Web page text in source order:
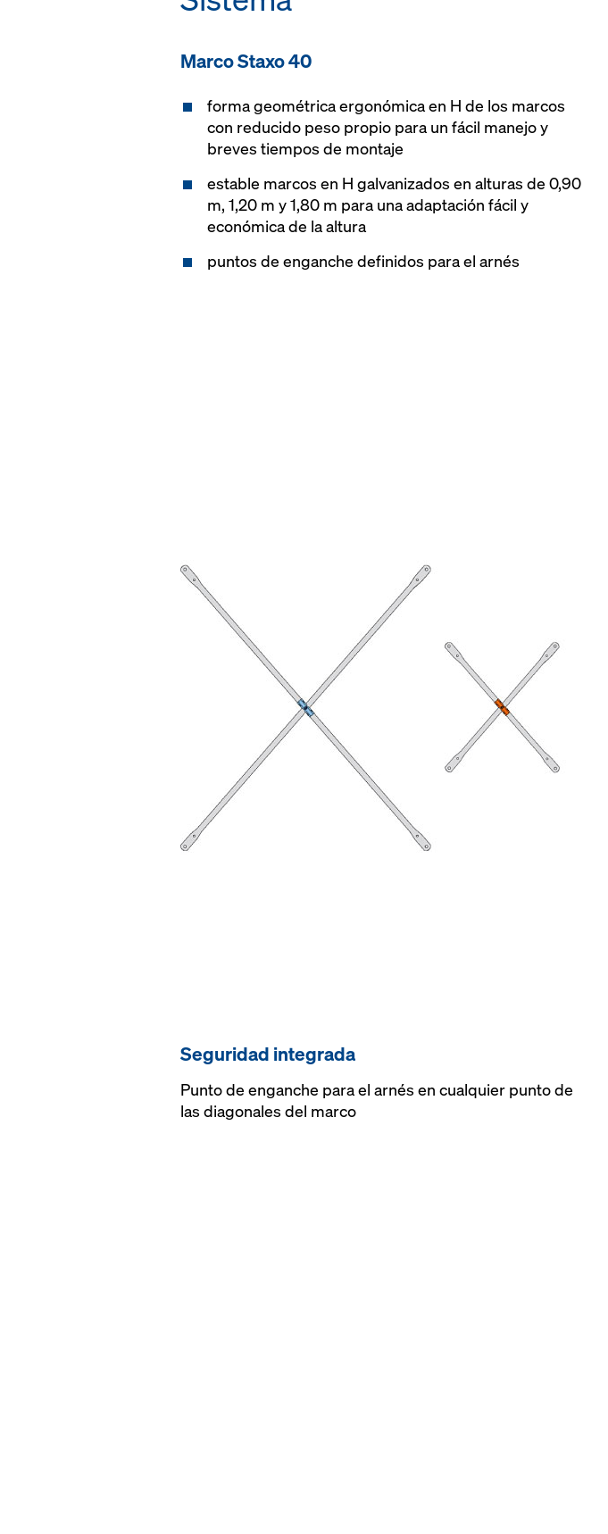
Marco Staxo 40
forma geométrica ergonómica en H de los marcos
con reducido peso propio para un fácil manejo y
breves tiempos de montaje
estable marcos en H galvanizados en alturas de 0,90
m, 1,20 m y 1,80 m para una adaptación fácil y
económica de la altura
puntos de enganche definidos para el arnés
Seguridad integrada
Punto de enganche para el arnés en cualquier punto de
las diagonales del marco